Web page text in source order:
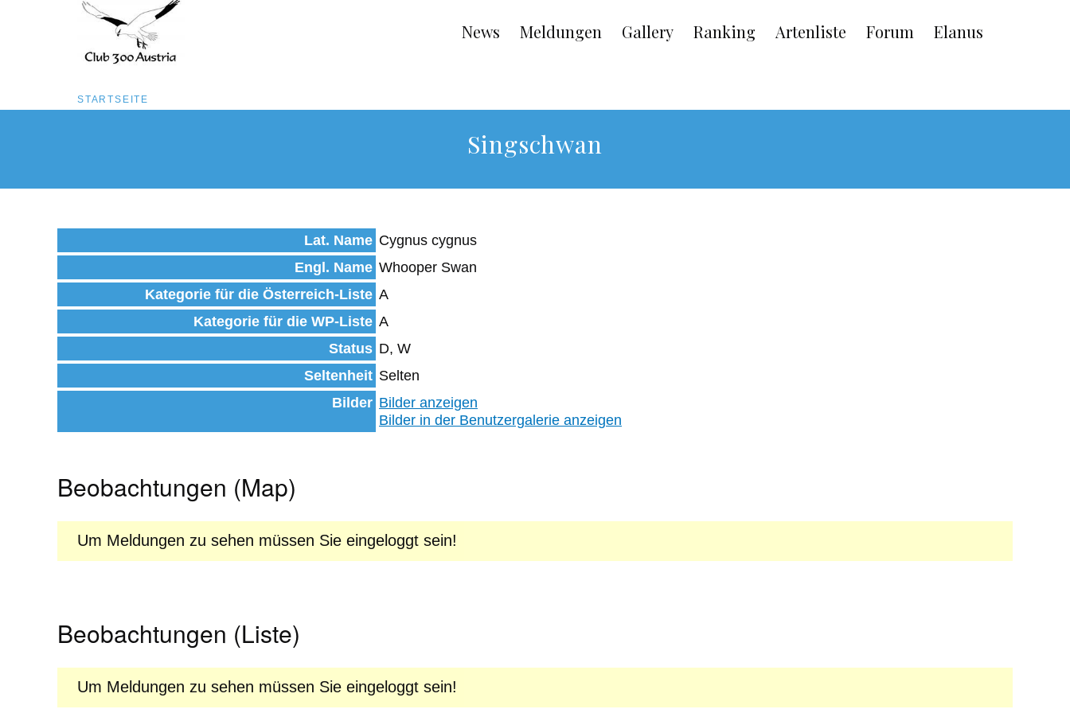
Inhalt
Main
navigation
News Meldungen Gallery Ranking Artenliste Forum Elanus
Pfadnavigation
STARTSEITE
Singschwan
Lat. Name Cygnus cygnus
Engl. Name Whooper Swan
Kategorie für die Österreich-Liste A
Kategorie für die WP-Liste A
Status D, W
Seltenheit Selten
Bilder Bilder anzeigen
Bilder in der Benutzergalerie anzeigen
Beobachtungen (Map)
Um Meldungen zu sehen müssen Sie eingeloggt sein!
Beobachtungen (Liste)
Um Meldungen zu sehen müssen Sie eingeloggt sein!